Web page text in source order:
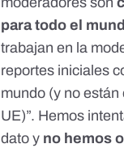
para todo el
trabajan en la
reportes iniciales
mundo (y no
UE)”. Hemos
dato y no hemos